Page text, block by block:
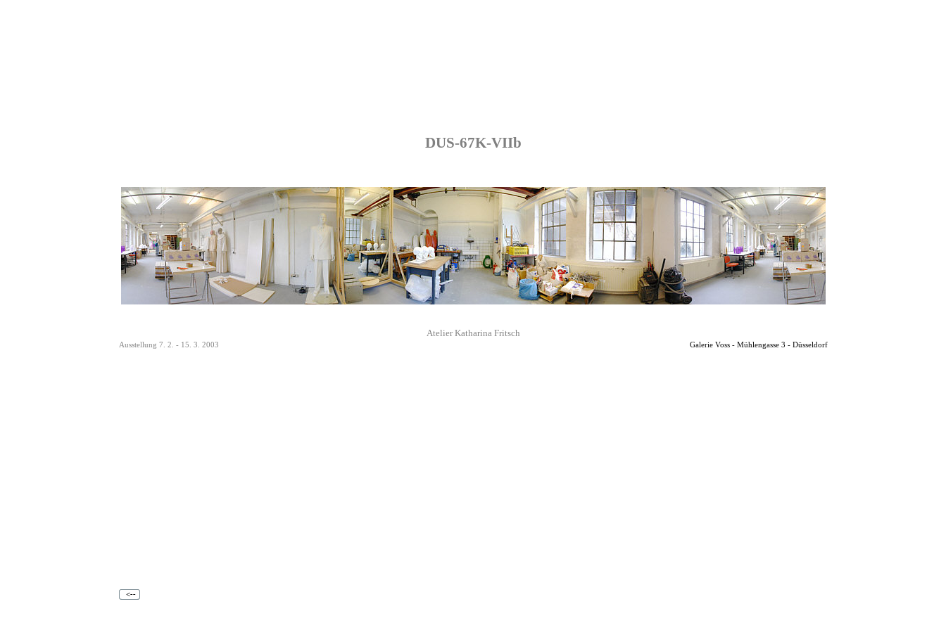
DUS-67K-VIIb
Atelier Katharina Fritsch
Ausstellung 7. 2. - 15. 3. 2003 Galerie Voss - Mühlengasse 3 - Düsseldorf
<--